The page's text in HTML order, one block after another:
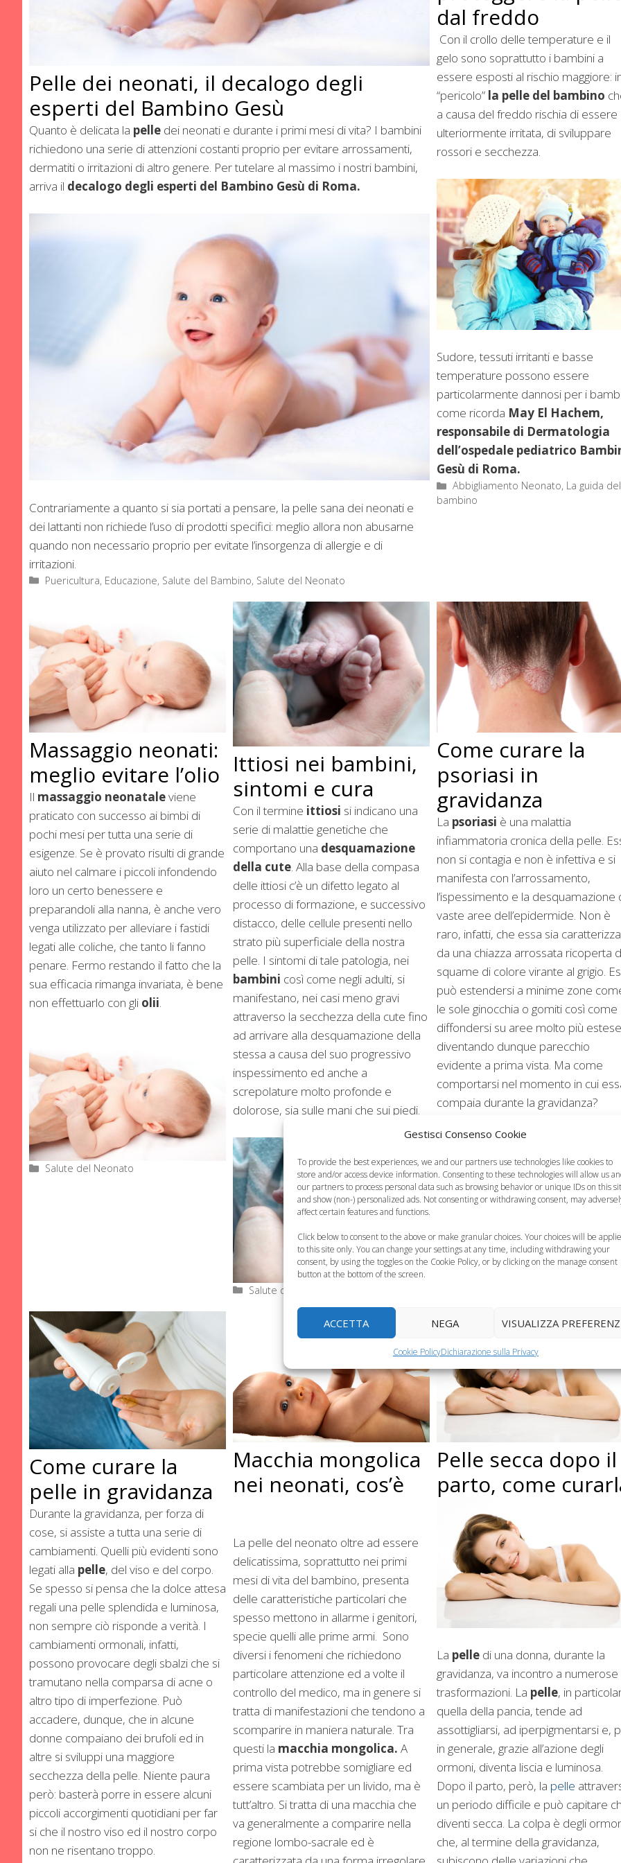
Gestisci Consenso Cookie
To provide the best experiences, we and our partners use technologies like cookies to
store and/or access device information. Consenting to these technologies will allow us
our partners to process personal data such as browsing behavior or unique IDs on this
and show (non-) personalized ads. Not consenting or withdrawing consent, may
affect certain features and functions.
Click below to consent to the above or make granular choices. Your choices will be
to this site only. You can change your settings at any time, including withdrawing your
consent, by using the toggles on the Cookie Policy, or by clicking on the manage consent
button at the bottom of the screen.
ACCETTA NEGA VISUALIZZA
Cookie PolicyDichiarazione sulla Privacy
Pelle dei neonati, il decalogo degli
esperti del Bambino Gesù
Quanto è delicata la pelle dei neonati e durante i primi mesi di vita? I bambini
richiedono una serie di attenzioni costanti proprio per evitare arrossamenti,
dermatiti o irritazioni di altro genere. Per tutelare al massimo i nostri bambini,
arriva il decalogo degli esperti del Bambino Gesù di Roma.
Contrariamente a quanto si sia portati a pensare, la pelle sana dei neonati e
dei lattanti non richiede l’uso di prodotti specifici: meglio allora non abusarne
quando non necessario proprio per evitate l’insorgenza di allergie e di
irritazioni.
Categorie
Puericultura, Educazione, Salute del Bambino, Salute del Neonato
dal freddo
Con il crollo delle temperature e il
gelo sono soprattutto i bambini a
essere esposti al rischio maggiore:
“pericolo” la pelle del bambino
a causa del freddo rischia di essere
ulteriormente irritata, di sviluppare
rossori e secchezza.
Sudore, tessuti irritanti e basse
temperature possono essere
particolarmente dannosi per i
come ricorda May El Hachem,
responsabile di Dermatologia
dell’ospedale pediatrico
Gesù di Roma.
Categorie
Abbigliamento Neonato, La guida del
bambino
Massaggio neonati:
meglio evitare l’olio
Il massaggio neonataleviene
praticato con successo ai bimbi di
pochi mesi per tutta una serie di
esigenze. Se è provato risulti di grande
aiuto nel calmare i piccoli infondendo
loro un certo benessere e
preparandoli alla nanna, è anche vero
venga utilizzato per alleviare i fastidi
legati alle coliche, che tanto li fanno
penare. Fermo restando il fatto che la
sua efficacia rimanga invariata, è bene
non effettuarlo con gli olii.
Categorie
Salute del Neonato
Ittiosi nei bambini,
sintomi e cura
Con il termine ittiosi si indicano una
serie di malattie genetiche che
comportano una desquamazione
della cute. Alla base della compasa
delle ittiosi c’è un difetto legato al
processo di formazione, e successivo
distacco, delle cellule presenti nello
strato più superficiale della nostra
pelle. I sintomi di tale patologia, nei
bambini così come negli adulti, si
manifestano, nei casi meno gravi
attraverso la secchezza della cute fino
ad arrivare alla desquamazione della
stessa a causa del suo progressivo
inspessimento ed anche a
screpolature molto profonde e
dolorose, sia sulle mani che sui piedi.
Categorie
Salute del Bambino
Come curare la
psoriasi in
gravidanza
La psoriasi è una malattia
infiammatoria cronica della pelle.
non si contagia e non è infettiva e si
manifesta con l’arrossamento,
l’ispessimento e la desquamazione
vaste aree dell’epidermide. Non è
raro, infatti, che essa sia
da una chiazza arrossata ricoperta
squame di colore virante al grigio.
può estendersi a minime zone
le sole ginocchia o gomiti così come
diffondersi su aree molto più estese
diventando dunque parecchio
evidente a prima vista. Ma come
comportarsi nel momento in cui
compaia durante la gravidanza?
Categorie
Salute in Gravidanza
Come curare la
pelle in gravidanza
Durante la gravidanza, per forza di
cose, si assiste a tutta una serie di
cambiamenti. Quelli più evidenti sono
legati alla pelle, del viso e del corpo.
Se spesso si pensa che la dolce attesa
regali una pelle splendida e luminosa,
non sempre ciò risponde a verità. I
cambiamenti ormonali, infatti,
possono provocare degli sbalzi che si
tramutano nella comparsa di acne o
altro tipo di imperfezione. Può
accadere, dunque, che in alcune
donne compaiano dei brufoli ed in
altre si sviluppi una maggiore
secchezza della pelle. Niente paura
però: basterà porre in essere alcuni
piccoli accorgimenti quotidiani per far
si che il nostro viso ed il nostro corpo
non ne risentano troppo.
Macchia mongolica
nei neonati, cos’è
La pelle del neonato oltre ad essere
delicatissima, soprattutto nei primi
mesi di vita del bambino, presenta
delle caratteristiche particolari che
spesso mettono in allarme i genitori,
specie quelli alle prime armi. Sono
diversi i fenomeni che richiedono
particolare attenzione ed a volte il
controllo del medico, ma in genere si
tratta di manifestazioni che tendono a
scomparire in maniera naturale. Tra
questi la macchia mongolica. A
prima vista potrebbe somigliare ed
essere scambiata per un livido, ma è
tutt’altro. Si tratta di una macchia che
va generalmente a comparire nella
regione lombo-sacrale ed è
Pelle secca dopo il
parto, come
La pelledi una donna, durante la
gravidanza, va incontro a numerose
trasformazioni. La pelle, in
quella della pancia, tende ad
assottigliarsi, ad iperpigmentarsi e,
in generale, grazie all’azione degli
ormoni, diventa liscia e luminosa.
Dopo il parto, però, la pelle
un periodo difficile e può capitare
diventi secca. La colpa è degli
che, al termine della gravidanza,